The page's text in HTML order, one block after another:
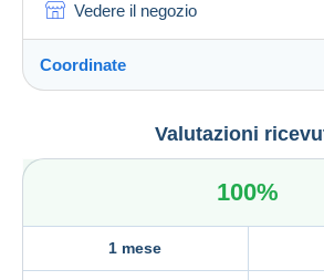
Vedere il negozio
Coordinate
VIA GIACOMO MATTEOTTI N 128 B
Valutazioni
100%
1 mese